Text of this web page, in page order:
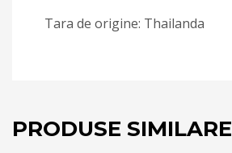
Tara de origine: Thailanda
PRODUSE SIMILARE